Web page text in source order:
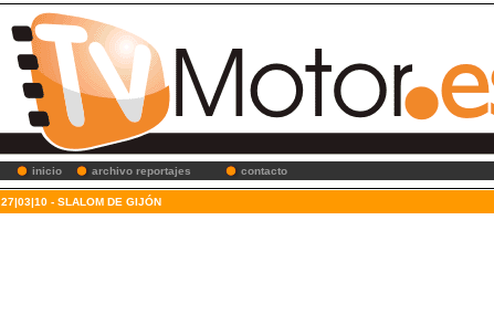
inicio archivo reportajes contacto
27|03|10 - SLALOM DE GIJÓN